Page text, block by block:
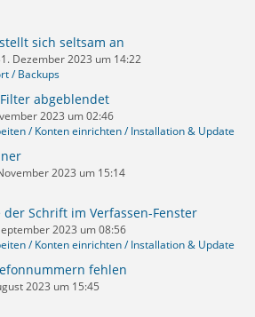
sich seltsam an
Dezember 2023 um 14:22
/ Backups
abgeblendet
2023 um 02:46
/ Konten einrichten / Installation & Update
2023 um 15:14
der Schrift im Verfassen-Fenster
2023 um 08:56
/ Konten einrichten / Installation & Update
fehlen
2023 um 15:45